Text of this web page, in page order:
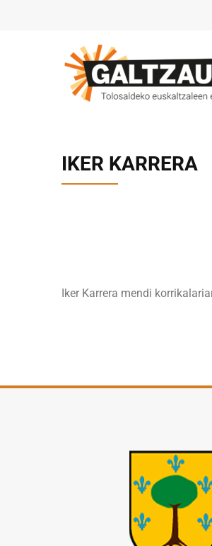
IKER KARRERA
Iker Karrera mendi